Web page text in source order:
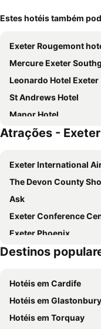
Estes hotéis também
Exeter Rougemont hotel by
Mercure Exeter Southgate
Leonardo Hotel Exeter
St Andrews Hotel
Manor Hotel
Royal Beacon Hotel
White Hart, Exeter by
Voco Zeal Exeter Science Park
Queens Court Hotel
Exmouth Beach Hotel
Fisherman's Cot, Tiverton by
Cliffden Hotel
Atrações - Exeter
Exeter International
The Devon County
Ask
Exeter Conference
Exeter Phoenix
Exeter Central railway
Torquay Harbour
The Moorland
Buckfast Abbey
Destinos
Hotéis em Cardife
Hotéis em Glastonbury
Hotéis em Torquay